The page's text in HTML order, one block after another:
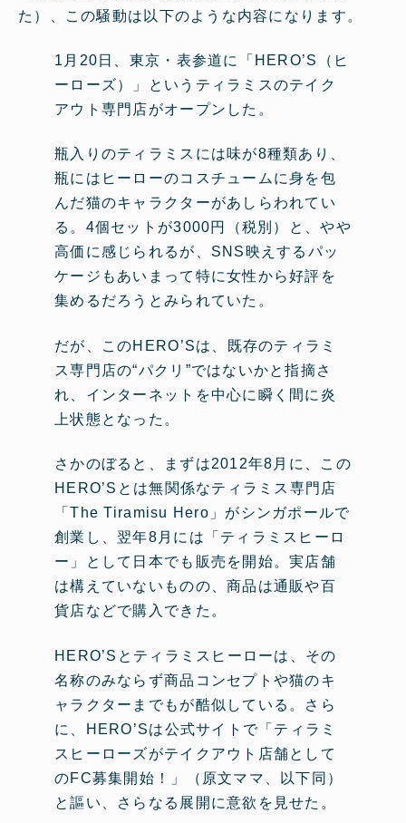
た）、この騒動は以下のような内容になります。
1月20日、東京・表参道に「HERO’S（ヒ
ーローズ）」というティラミスのテイク
アウト専門店がオープンした。
瓶入りのティラミスには味が8種類あり、
瓶にはヒーローのコスチュームに身を包
んだ猫のキャラクターがあしらわれてい
る。4個セットが3000円（税別）と、やや
高価に感じられるが、SNS映えするパッ
ケージもあいまって特に女性から好評を
集めるだろうとみられていた。
だが、このHERO’Sは、既存のティラミ
ス専門店の“パクリ”ではないかと指摘さ
れ、インターネットを中心に瞬く間に炎
上状態となった。
さかのぼると、まずは2012年8月に、この
HERO’Sとは無関係なティラミス専門店
「The Tiramisu Hero」がシンガポールで
創業し、翌年8月には「ティラミスヒーロ
ー」として日本でも販売を開始。実店舗
は構えていないものの、商品は通販や百
貨店などで購入できた。
HERO’Sとティラミスヒーローは、その
名称のみならず商品コンセプトや猫のキ
ャラクターまでもが酷似している。さら
に、HERO’Sは公式サイトで「ティラミ
スヒーローズがテイクアウト店舗として
のFC募集開始！」（原文ママ、以下同）
と謳い、さらなる展開に意欲を見せた。